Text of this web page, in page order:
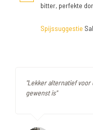
bitter, perfekte
Spijssuggestie
"Lekker alternatief
gewenst is"